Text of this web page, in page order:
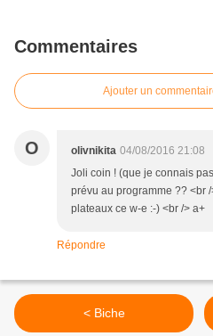
Commentaires
Ajouter un
O olivnikita 04/08/2016 21:08
Joli coin ! (que je connais
prévu au programme ?? <br
plateaux ce w-e :-) <br /> a+
Répondre
< Biche